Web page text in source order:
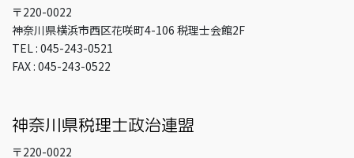
〒220-0022
神奈川県横浜市西区花咲町4-106 税理士会館2F
TEL : 045-243-0521
FAX : 045-243-0522
〒220-0022